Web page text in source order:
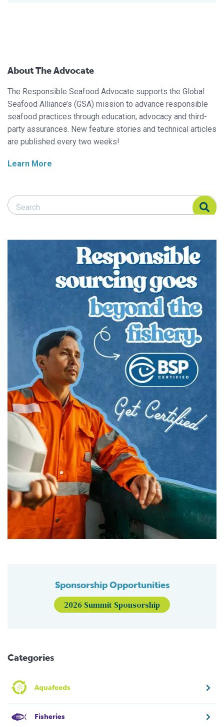
About The Advocate
The Responsible Seafood Advocate supports the Global
Seafood Alliance’s (GSA) mission to advance responsible
seafood practices through education, advocacy and third-
party assurances. New feature stories and technical articles
are published every two weeks!
Learn More
Search Responsible Seafood Advocate
Search Responsible Seafood Advocate
Sponsorship Opportunities
2026 Summit Sponsorship
Categories
Aquafeeds
Fisheries